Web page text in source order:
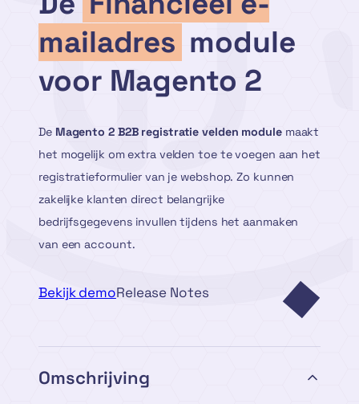
mailadres module
voor Magento 2
De Magento 2 B2B registratie velden modulemaakt
het mogelijk om extra velden toe te voegen aan het
registratieformulier van je webshop. Zo kunnen
zakelijke klanten direct belangrijke
bedrijfsgegevens invullen tijdens het aanmaken
van een account.
Bekijk demoRelease Notes
Omschrijving